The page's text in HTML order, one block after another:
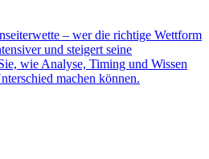
– wer die richtige Wettform
und steigert seine
wie Analyse, Timing und Wissen
machen können.